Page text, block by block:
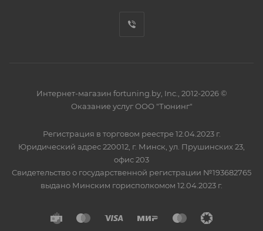
Интернет-магазин fortuning.by, Inc., 2012-2026 ©
Оказание услуг ООО "Тюнинг"
Регистрация в торговом реестре 12.04.2023 г.
Юридический адрес 220012, г. Минск, ул. Прушинских 23,
офис 203
Свидетельство о государственной регистрации №193682765
выдано Минским горисполкомом 12.04.2023 г.